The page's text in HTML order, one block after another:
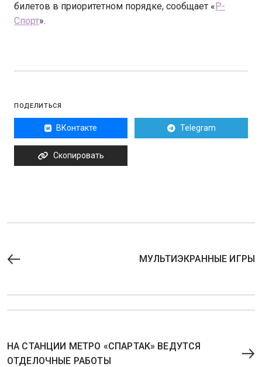
билетов в приоритетном порядке, сообщает «Р-
Спорт».
ПОДЕЛИТЬСЯ
ВКонтакте Telegram
Скопировать
МУЛЬТИЭКРАННЫЕ ИГРЫ
НА СТАНЦИИ МЕТРО «СПАРТАК» ВЕДУТСЯ
ОТДЕЛОЧНЫЕ РАБОТЫ